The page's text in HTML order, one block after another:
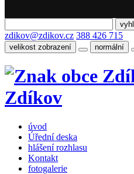
zdikov@zdikov.cz 388 426 715
velikost zobrazení normální
Zdíkov
úvod
Úřední deska
hlášení rozhlasu
Kontakt
fotogalerie